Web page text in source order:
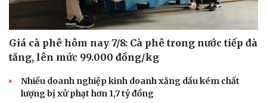
Dinh dưỡng - món ngon
Cây thuốc
Nhà đẹp
Giá cà phê hôm nay 7/8: Cà phê trong nước tiếp đà
tăng, lên mức 99.000 đồng/kg
Nhiều doanh nghiệp kinh doanh xăng dầu kém chất
lượng bị xử phạt hơn 1,7 tỷ đồng